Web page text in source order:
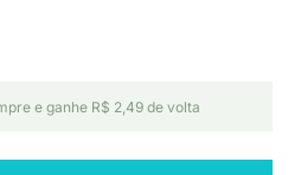
e ganhe R$ 2,49 de volta